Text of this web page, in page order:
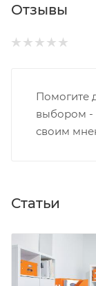
Отзывы
Помогите
выбором -
своим
Статьи